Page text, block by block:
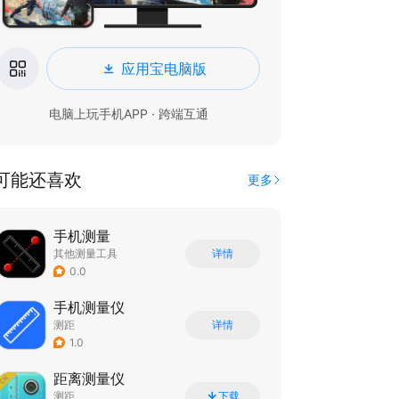
应用宝电脑版
电脑上玩手机APP · 跨端互通
能还喜欢 更多
手机测量
其他测量工具
0.0
详情
手机测量仪
测距
1.0
详情
距离测量仪
测距 下载